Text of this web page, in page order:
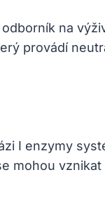
na
provádí
I enzymy
mohou